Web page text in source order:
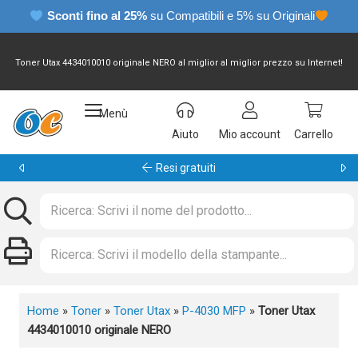
Sconti fino al 25% su Compatibili e 5% su Originali
Toner Utax 4434010010 originale NERO al miglior al miglior prezzo su Internet!
Menù
Aiuto
Mio account Carrello
Garanzia 24 mesi
Home » Toner » Toner Utax » P-4030 MFP » Toner Utax
4434010010 originale NERO